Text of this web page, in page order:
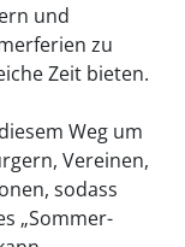
und
zu
Zeit bieten.
Weg um
Vereinen,
sodass
„Sommer-